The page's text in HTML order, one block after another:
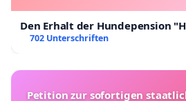
Den Erhalt der Hundepension
702 Unterschriften
Petition zur sofortigen